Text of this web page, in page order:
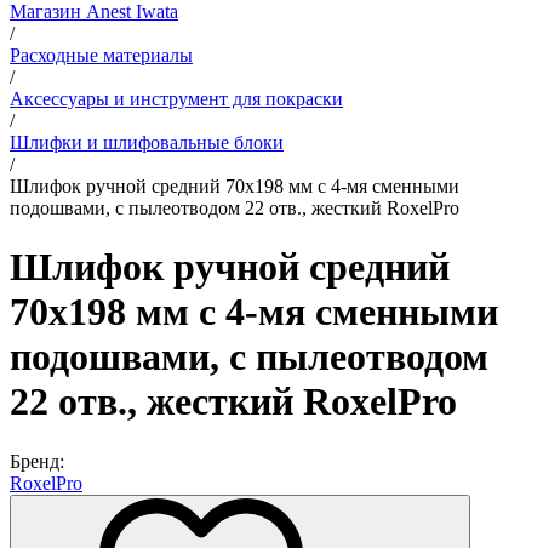
Магазин Anest Iwata
/
Расходные материалы
/
Аксессуары и инструмент для покраски
/
Шлифки и шлифовальные блоки
/
Шлифок ручной средний 70х198 мм с 4-мя сменными
подошвами, с пылеотводом 22 отв., жесткий RoxelPro
Шлифок ручной средний
70х198 мм с 4-мя сменными
подошвами, с пылеотводом
22 отв., жесткий RoxelPro
Бренд:
RoxelPro